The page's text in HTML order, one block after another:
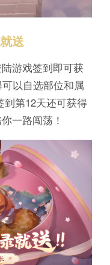
送
游戏签到即可获
以自选部位和属
第12天还可获得
一路闯荡！